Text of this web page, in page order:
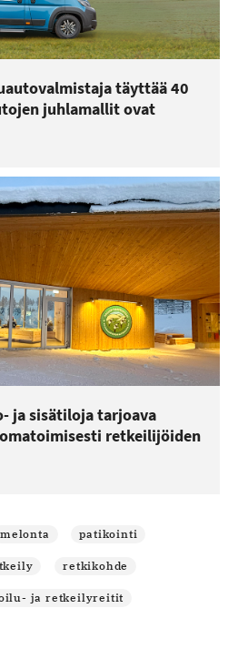
täyttää 40
juhlamallit ovat
ja sisätiloja tarjoava
retkeilijöiden
melonta patikointi
retkikohde
ja retkeilyreitit